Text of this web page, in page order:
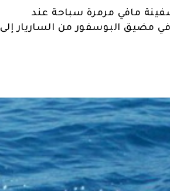
مافي مرمرة سباحة عند
مضيق البوسفور من الساريار إلى